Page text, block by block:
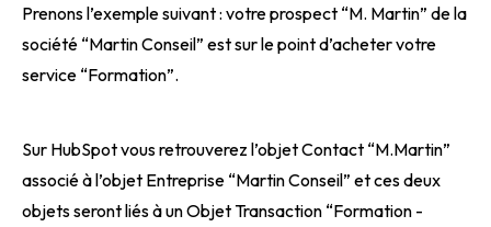
Prenons l’exemple suivant : votre prospect “M. Martin” de la
société “Martin Conseil” est sur le point d’acheter votre
service “Formation”.
Sur HubSpot vous retrouverez l’objet Contact “M.Martin”
associé à l’objet Entreprise “Martin Conseil” et ces deux
objets seront liés à un Objet Transaction “Formation -